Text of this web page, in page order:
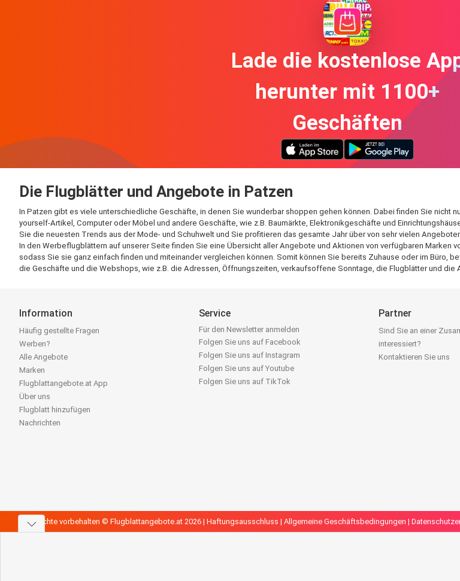
Lade die kostenlose
herunter mit 1100+
Geschäften
Die Flugblätter und Angebote in Patzen
In Patzen gibt es viele unterschiedliche Geschäfte, in denen Sie wunderbar shoppen gehen können. Dabei finden Sie nicht
yourself-Artikel, Computer oder Möbel und andere Geschäfte, wie z.B. Baumärkte, Elektronikgeschäfte und
Sie die neuesten Trends aus der Mode- und Schuhwelt und Sie profitieren das gesamte Jahr über von sehr vielen
In den Werbeflugblättern auf unserer Seite finden Sie eine Übersicht aller Angebote und Aktionen von verfügbaren Marken
sodass Sie sie ganz einfach finden und miteinander vergleichen können. Somit können Sie bereits Zuhause oder im Büro,
die Geschäfte und die Webshops, wie z.B. die Adressen, Öffnungszeiten, verkaufsoffene Sonntage, die Flugblätter und
Information
Häufig gestellte Fragen
Werben?
Alle Angebote
Marken
Flugblattangebote.at App
Über uns
Flugblatt hinzufügen
Nachrichten
Service
Für den Newsletter anmelden
Folgen Sie uns auf Facebook
Folgen Sie uns auf Instagram
Folgen Sie uns auf Youtube
Folgen Sie uns auf TikTok
Partner
Sind Sie an einer
interessiert?
Kontaktieren Sie uns
Alle Rechte vorbehalten © Flugblattangebote.at 2026 | Haftungsausschluss | Allgemeine Geschäftsbedingungen |